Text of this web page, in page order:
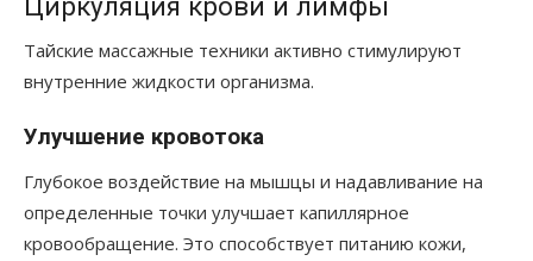
Тайские массажные техники активно стимулируют
внутренние жидкости организма.
Улучшение кровотока
Глубокое воздействие на мышцы и надавливание на
определенные точки улучшает капиллярное
кровообращение. Это способствует питанию кожи,